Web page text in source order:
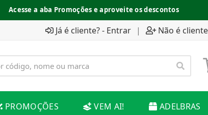
Acesse a aba Promoções e aproveite os descontos
Já é cliente? - Entrar | Não é
PROMOÇÕES VEM AI! ADELBRAS